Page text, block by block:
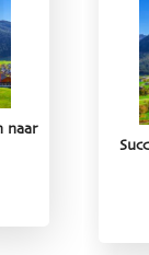
naar
naar